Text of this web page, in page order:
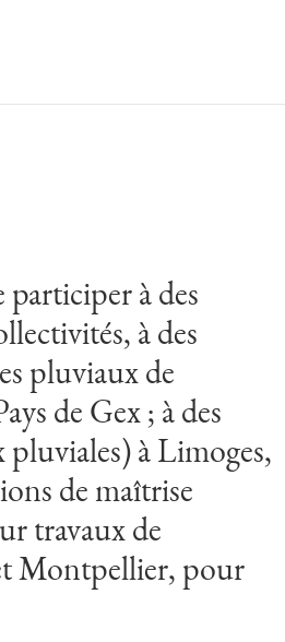
à des
à des
pluviaux de
de Gex ; à des
pluviales) à Limoges,
de maîtrise
travaux de
Montpellier, pour